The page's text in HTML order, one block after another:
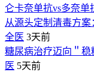
仑卡奈单抗vs多奈单
从源头定制清毒方案
全医 3天前
糖尿病治疗迈向＂
医 5天前